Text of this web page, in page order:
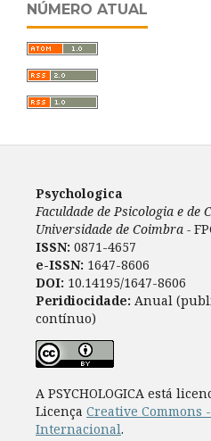
NÚMERO ATUAL
Psychologica
Faculdade de Psicologia e de
Universidade de Coimbra -
ISSN: 0871-4657
e-ISSN: 1647-8606
DOI: 10.14195/1647-8606
Peridiocidade: Anual
contínuo)
A PSYCHOLOGICA está
Licença Creative Commons
Internacional.